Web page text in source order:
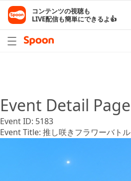
コンテンツの視聴も
LIVE配信も簡単にできるよ👍
Event Detail Page
Event ID: 5183
Event Title: 推し咲きフラワーバトル